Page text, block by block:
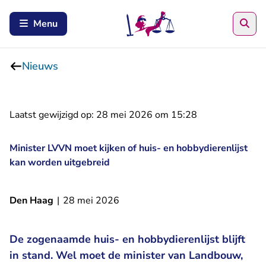
Menu
Nieuws
Laatst gewijzigd op: 28 mei 2026 om 15:28
Minister LVVN moet kijken of huis- en hobbydierenlijst
kan worden uitgebreid
Den Haag | 28 mei 2026
De zogenaamde huis- en hobbydierenlijst blijft
in stand. Wel moet de minister van Landbouw,